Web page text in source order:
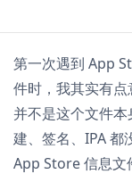
第一次遇到 App
件时，我其实有点
并不是这个文件
建、签名、IPA 都
App Store 信息文